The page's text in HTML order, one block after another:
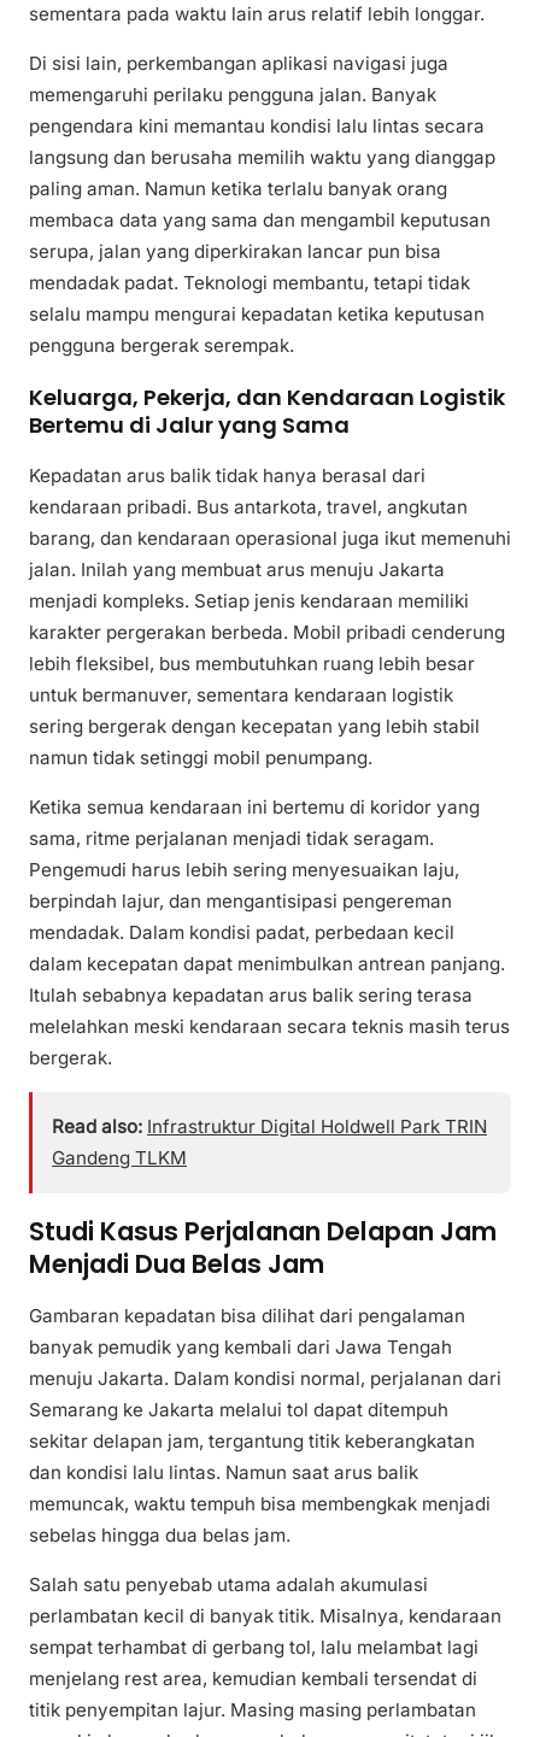
sementara pada waktu lain arus relatif lebih longgar.
Di sisi lain, perkembangan aplikasi navigasi juga
memengaruhi perilaku pengguna jalan. Banyak
pengendara kini memantau kondisi lalu lintas secara
langsung dan berusaha memilih waktu yang dianggap
paling aman. Namun ketika terlalu banyak orang
membaca data yang sama dan mengambil keputusan
serupa, jalan yang diperkirakan lancar pun bisa
mendadak padat. Teknologi membantu, tetapi tidak
selalu mampu mengurai kepadatan ketika keputusan
pengguna bergerak serempak.
Keluarga, Pekerja, dan Kendaraan Logistik
Bertemu di Jalur yang Sama
Kepadatan arus balik tidak hanya berasal dari
kendaraan pribadi. Bus antarkota, travel, angkutan
barang, dan kendaraan operasional juga ikut memenuhi
jalan. Inilah yang membuat arus menuju Jakarta
menjadi kompleks. Setiap jenis kendaraan memiliki
karakter pergerakan berbeda. Mobil pribadi cenderung
lebih fleksibel, bus membutuhkan ruang lebih besar
untuk bermanuver, sementara kendaraan logistik
sering bergerak dengan kecepatan yang lebih stabil
namun tidak setinggi mobil penumpang.
Ketika semua kendaraan ini bertemu di koridor yang
sama, ritme perjalanan menjadi tidak seragam.
Pengemudi harus lebih sering menyesuaikan laju,
berpindah lajur, dan mengantisipasi pengereman
mendadak. Dalam kondisi padat, perbedaan kecil
dalam kecepatan dapat menimbulkan antrean panjang.
Itulah sebabnya kepadatan arus balik sering terasa
melelahkan meski kendaraan secara teknis masih terus
bergerak.
Read also: Infrastruktur Digital Holdwell Park TRIN
Gandeng TLKM
Studi Kasus Perjalanan Delapan Jam
Menjadi Dua Belas Jam
Gambaran kepadatan bisa dilihat dari pengalaman
banyak pemudik yang kembali dari Jawa Tengah
menuju Jakarta. Dalam kondisi normal, perjalanan dari
Semarang ke Jakarta melalui tol dapat ditempuh
sekitar delapan jam, tergantung titik keberangkatan
dan kondisi lalu lintas. Namun saat arus balik
memuncak, waktu tempuh bisa membengkak menjadi
sebelas hingga dua belas jam.
Salah satu penyebab utama adalah akumulasi
perlambatan kecil di banyak titik. Misalnya, kendaraan
sempat terhambat di gerbang tol, lalu melambat lagi
menjelang rest area, kemudian kembali tersendat di
titik penyempitan lajur. Masing masing perlambatan